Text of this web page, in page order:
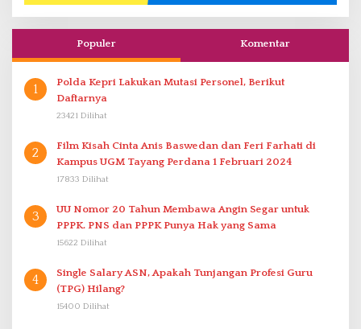
Populer Komentar
1
Polda Kepri Lakukan Mutasi Personel, Berikut
Daftarnya
23421 Dilihat
2
Film Kisah Cinta Anis Baswedan dan Feri Farhati di
Kampus UGM Tayang Perdana 1 Februari 2024
17833 Dilihat
3
UU Nomor 20 Tahun Membawa Angin Segar untuk
PPPK. PNS dan PPPK Punya Hak yang Sama
15622 Dilihat
4
Single Salary ASN, Apakah Tunjangan Profesi Guru
(TPG) Hilang?
15400 Dilihat